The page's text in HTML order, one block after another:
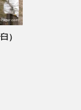
）